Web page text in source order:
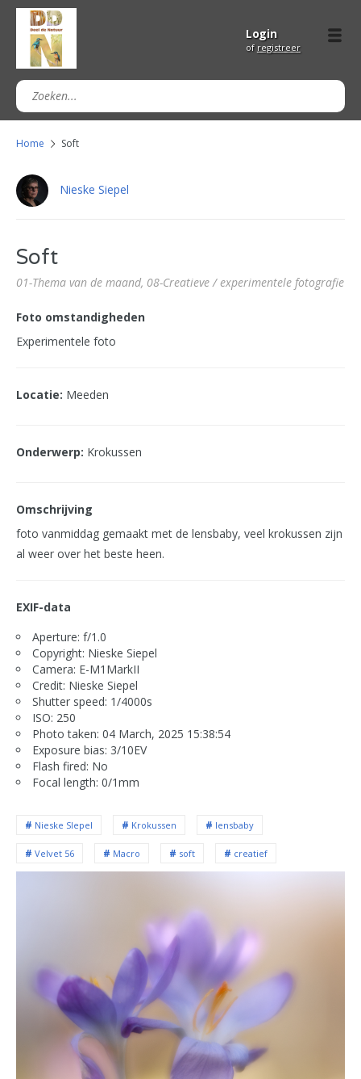
Login
of registreer
Home Soft
Nieske Siepel
Soft
01-Thema van de maand, 08-Creatieve / experimentele fotografie
Foto omstandigheden
Experimentele foto
Locatie: Meeden
Onderwerp: Krokussen
Omschrijving
foto vanmiddag gemaakt met de lensbaby, veel krokussen zijn
al weer over het beste heen.
EXIF-data
Aperture: f/1.0
Copyright: Nieske Siepel
Camera: E-M1MarkII
Credit: Nieske Siepel
Shutter speed: 1/4000s
ISO: 250
Photo taken: 04 March, 2025 15:38:54
Exposure bias: 3/10EV
Flash fired: No
Focal length: 0/1mm
Nieske SIepel Krokussen lensbaby
Velvet 56 Macro soft creatief